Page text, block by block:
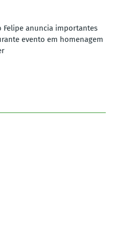
Felipe anuncia importantes
evento em homenagem